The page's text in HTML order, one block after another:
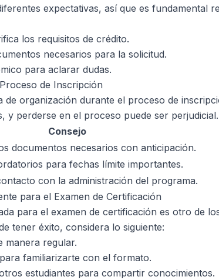
expectativas, así que es fundamental
los requisitos de crédito.
necesarios para la solicitud.
para aclarar dudas.
de Inscripción
organización durante el proceso de
y perderse en el proceso puede ser perjudicial.
Consejo
documentos necesarios con anticipación.
para fechas límite importantes.
con la administración del programa.
para el Examen de Certificación
para el examen de certificación es otro de
tener éxito, considera lo siguiente:
manera regular.
familiarizarte con el formato.
estudiantes para compartir conocimientos.